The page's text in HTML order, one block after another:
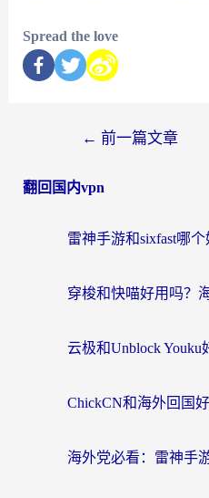
Spread the love
← 前一篇文章
翻回国内vpn